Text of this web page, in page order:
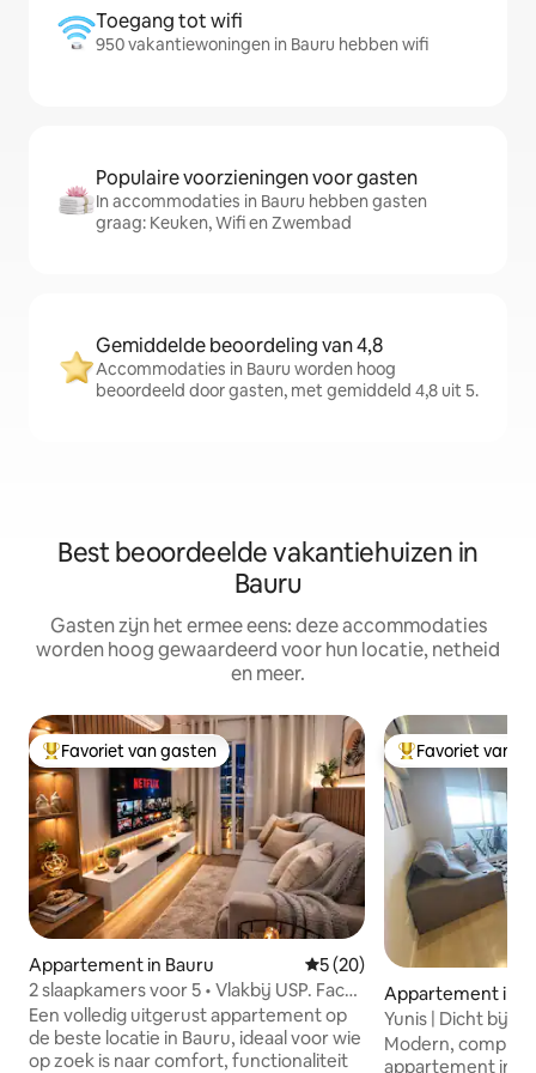
Toegang tot wifi
950 vakantiewoningen in Bauru hebben wifi
Populaire voorzieningen voor gasten
In accommodaties in Bauru hebben gasten
graag: Keuken, Wifi en Zwembad
Gemiddelde beoordeling van 4,8
Accommodaties in Bauru worden hoog
beoordeeld door gasten, met gemiddeld 4,8 uit 5.
Best beoordeelde vakantiehuizen in
Bauru
Gasten zijn het ermee eens: deze accommodaties
worden hoog gewaardeerd voor hun locatie, netheid
en meer.
Topfavoriet van gasten
Favoriet van gasten
Appartement in Bauru Gemiddelde beoordeling
5 (20)
2 slaapkamers voor 5 • Vlakbij USP. Facol.
CPO en winkelen
Een volledig uitgerust appartement op
de beste locatie in Bauru, ideaal voor wie
op zoek is naar comfort, functionaliteit
Topfavoriet van
Favoriet van
Appartement in
Yunis | Dicht bij
Airconditioning |
Modern,
appartement in